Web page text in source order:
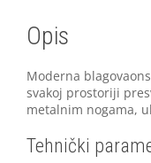
Opis
Moderna
svakoj prostoriji
metalnim nogama,
Tehnički